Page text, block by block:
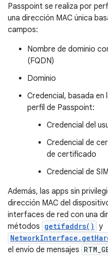
Passpoint se realiza por
una dirección MAC única
campos:
Nombre de dominio
(FQDN)
Dominio
Credencial, basada en
perfil de Passpoint:
Credencial del
Credencial de
de certificado
Credencial de
Además, las apps sin
dirección MAC del
interfaces de red con una
métodos getifaddrs() y
el envío de mensajes